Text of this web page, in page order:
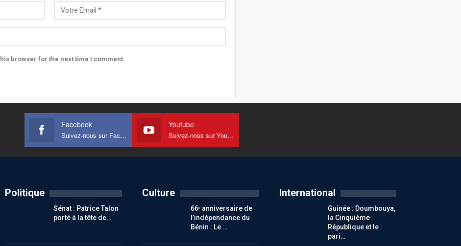
browser for the next time I comment.
Facebook
Suivez-nous sur Facebook
Youtube
Suivez-nous sur Youtube
Politique
Sénat : Patrice Talon
porté à la tête de…
Culture
66ᵉ anniversaire de
l’indépendance du
Bénin : Le …
International
Guinée : Doumbouya,
la Cinquième
République et le
pari…